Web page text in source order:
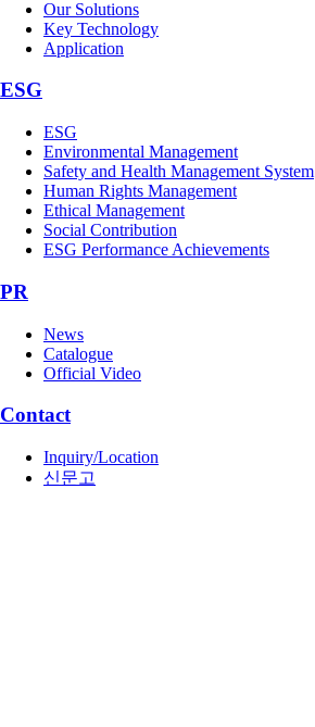
Our Solutions
Key Technology
Application
ESG
ESG
Environmental Management
Safety and Health Management System
Human Rights Management
Ethical Management
Social Contribution
ESG Performance Achievements
PR
News
Catalogue
Official Video
Contact
Inquiry/Location
신문고